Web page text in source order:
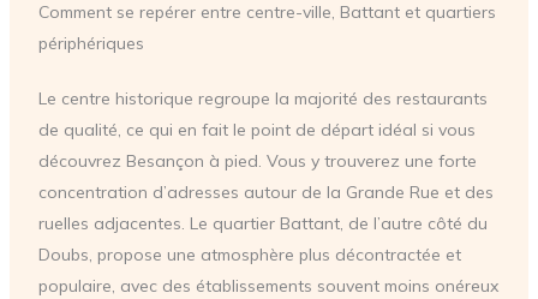
Comment se repérer entre centre-ville, Battant et quartiers
périphériques
Le centre historique regroupe la majorité des restaurants
de qualité, ce qui en fait le point de départ idéal si vous
découvrez Besançon à pied. Vous y trouverez une forte
concentration d’adresses autour de la Grande Rue et des
ruelles adjacentes. Le quartier Battant, de l’autre côté du
Doubs, propose une atmosphère plus décontractée et
populaire, avec des établissements souvent moins onéreux